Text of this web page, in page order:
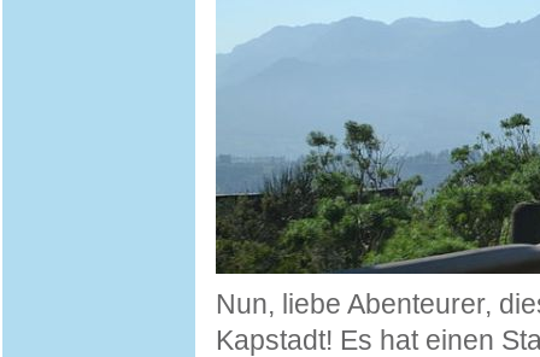
Nun, liebe Abenteurer,
Kapstadt! Es hat einen